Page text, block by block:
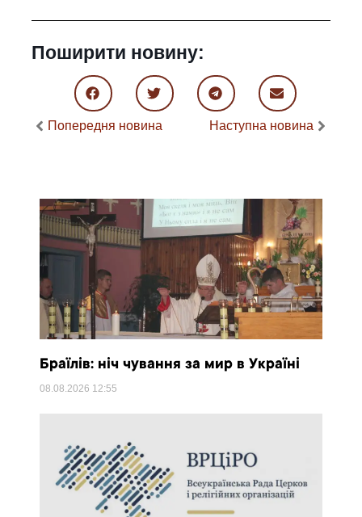
Поширити новину:
Попередня новина Наступна новина
Браїлів: ніч чування за мир в Україні
08.08.2026 12:55